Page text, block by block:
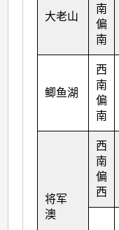
大老山
南
偏
南
鲫鱼湖
西
南
偏
南
将军
澳
西
南
偏
西